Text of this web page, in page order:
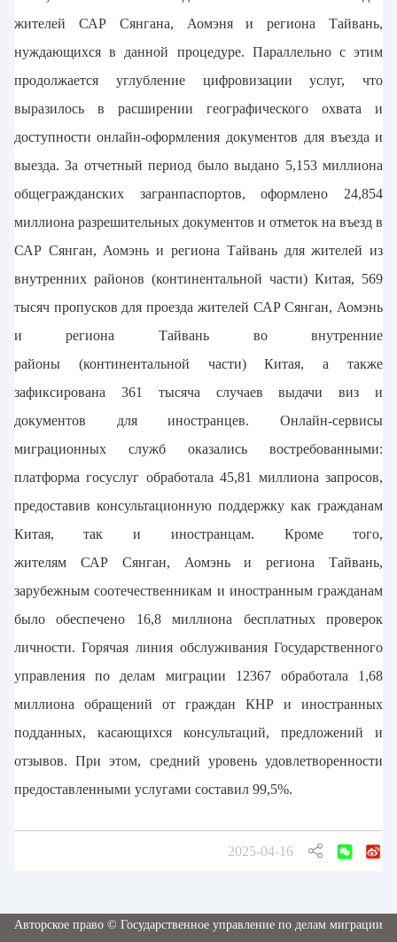
жителей САР Сянгана, Аомэня и региона Тайвань,
нуждающихся в данной процедуре. Параллельно с этим
продолжается углубление цифровизации услуг, что
выразилось в расширении географического охвата и
доступности онлайн-оформления документов для въезда и
выезда. За отчетный период было выдано 5,153 миллиона
общегражданских загранпаспортов, оформлено 24,854
миллиона разрешительных документов и отметок на въезд в
САР Сянган, Аомэнь и региона Тайвань для жителей из
внутренних районов (континентальной части) Китая, 569
тысяч пропусков для проезда жителей САР Сянган, Аомэнь
и региона Тайвань во внутренние
районы (континентальной части) Китая, а также
зафиксирована 361 тысяча случаев выдачи виз и
документов для иностранцев. Онлайн-сервисы
миграционных служб оказались востребованными:
платформа госуслуг обработала 45,81 миллиона запросов,
предоставив консультационную поддержку как гражданам
Китая, так и иностранцам. Кроме того,
жителям САР Сянган, Аомэнь и региона Тайвань,
зарубежным соотечественникам и иностранным гражданам
было обеспечено 16,8 миллиона бесплатных проверок
личности. Горячая линия обслуживания Государственного
управления по делам миграции 12367 обработала 1,68
миллиона обращений от граждан КНР и иностранных
подданных, касающихся консультаций, предложений и
отзывов. При этом, средний уровень удовлетворенности
предоставленными услугами составил 99,5%.
2025-04-16
Авторское право © Государственное управление по делам миграции